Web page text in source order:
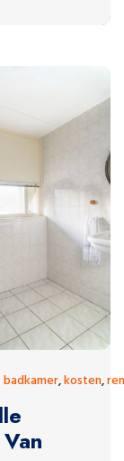
badkamer,kosten,